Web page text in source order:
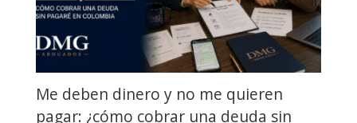
tengo
hacer
Colombia?
Me deben dinero y no me quieren
pagar: ¿cómo cobrar una deuda sin